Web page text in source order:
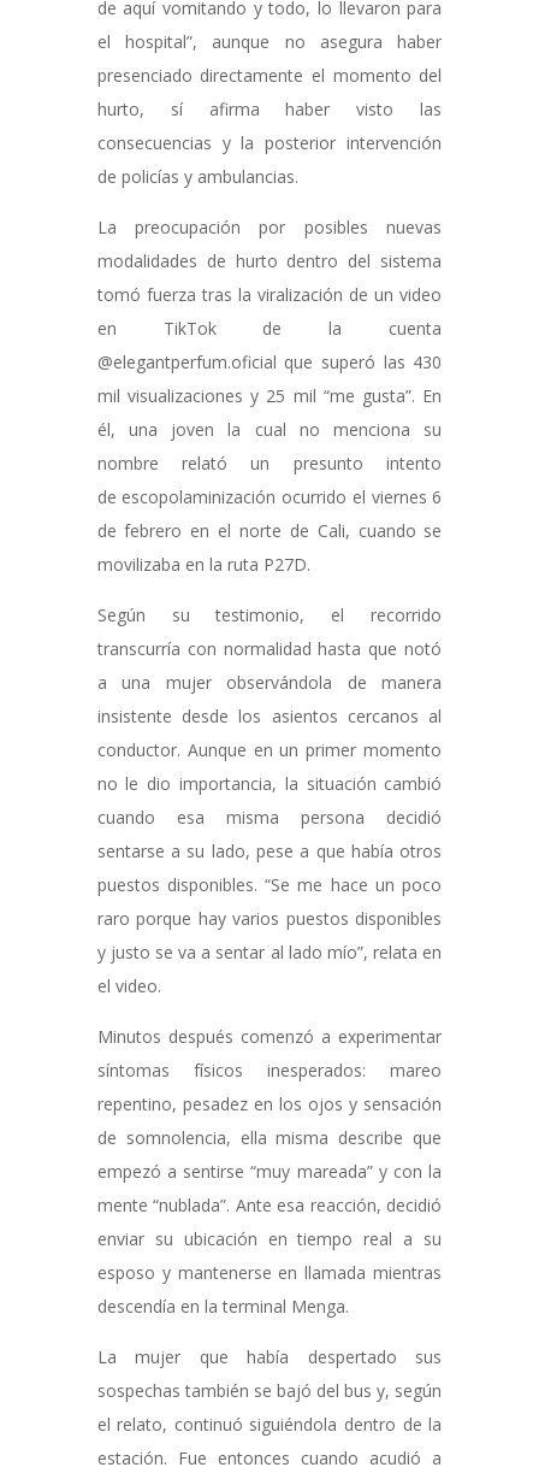
de aquí vomitando y todo, lo llevaron para
el hospital”, aunque no asegura haber
presenciado directamente el momento del
hurto, sí afirma haber visto las
consecuencias y la posterior intervención
de policías y ambulancias.
La preocupación por posibles nuevas
modalidades de hurto dentro del sistema
tomó fuerza tras la viralización de un video
en TikTok de la cuenta
@elegantperfum.oficial que superó las 430
mil visualizaciones y 25 mil “me gusta”. En
él, una joven la cual no menciona su
nombre relató un presuntointento
de escopolaminización ocurrido el viernes 6
de febrero en el norte de Cali, cuando se
movilizaba en la ruta P27D.
Según su testimonio, el recorrido
transcurría con normalidad hasta que notó
a una mujer observándola de manera
insistente desde los asientos cercanos al
conductor. Aunque en un primer momento
no le dio importancia, la situación cambió
cuando esa misma persona decidió
sentarse a su lado, pese a que había otros
puestos disponibles. “Se me hace un poco
raro porque hay varios puestos disponibles
y justo se va a sentar al lado mío”, relata en
el video.
Minutos después comenzó a experimentar
síntomas físicos inesperados: mareo
repentino, pesadez en los ojos y sensación
de somnolencia, ella misma describe que
empezó a sentirse “muy mareada” y con la
mente “nublada”. Ante esa reacción, decidió
enviar su ubicación en tiempo real a su
esposo y mantenerse en llamada mientras
descendía en la terminal Menga.
La mujer que había despertado sus
sospechas también se bajó del bus y, según
el relato, continuó siguiéndola dentro de la
estación. Fue entonces cuando acudió a